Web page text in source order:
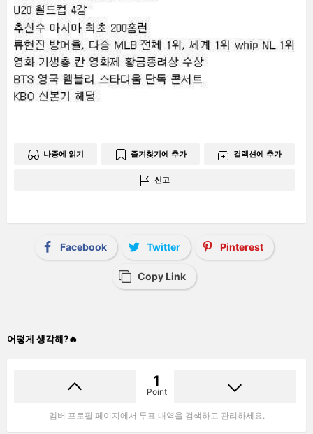
나중에 읽기 즐겨찾기에 추가 컬렉션에 추가
신고
Facebook Twitter Pinterest
Copy Link
어떻게 생각해?🔥
1
Point
멤버 프로필 페이지에서 투표 내역을 검색하고 관리하세요.